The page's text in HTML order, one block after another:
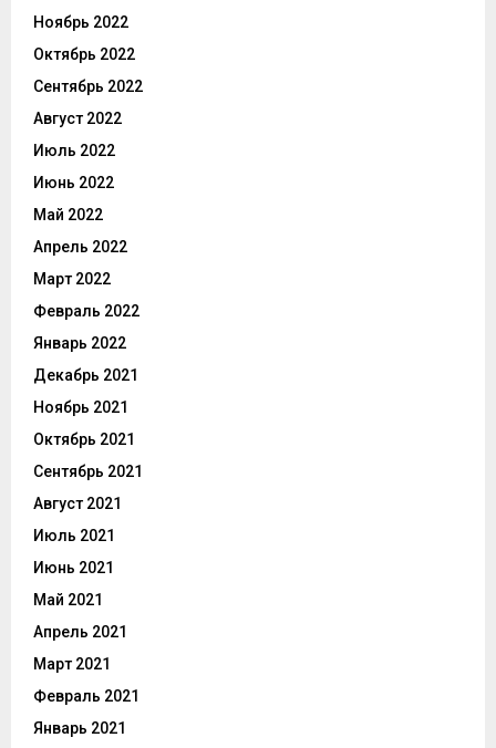
Ноябрь 2022
Октябрь 2022
Сентябрь 2022
Август 2022
Июль 2022
Июнь 2022
Май 2022
Апрель 2022
Март 2022
Февраль 2022
Январь 2022
Декабрь 2021
Ноябрь 2021
Октябрь 2021
Сентябрь 2021
Август 2021
Июль 2021
Июнь 2021
Май 2021
Апрель 2021
Март 2021
Февраль 2021
Январь 2021